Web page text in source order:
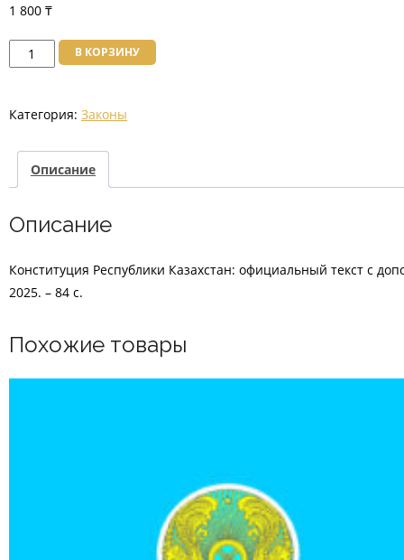
1 800 ₸
Количество
товара
Республики
В КОРЗИНУ
Категория: Законы
Описание
Описание
Конституция Республики Казахстан: официальный текст с
2025. – 84 с.
Похожие товары